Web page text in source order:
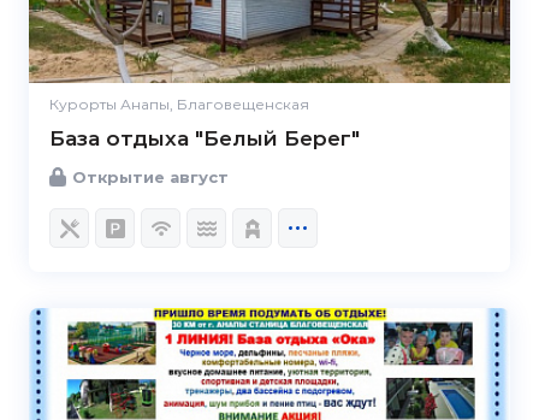
Курорты Анапы, Благовещенская
База отдыха "Белый Берег"
Открытие август
5.0